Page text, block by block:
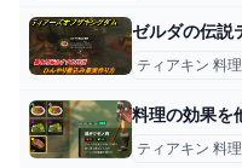
ティアキン 料理
ティアキン 料理